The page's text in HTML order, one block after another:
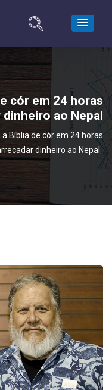
cór em 24 horas
ao Nepal
Bíblia de cór em 24 horas
dinheiro ao Nepal